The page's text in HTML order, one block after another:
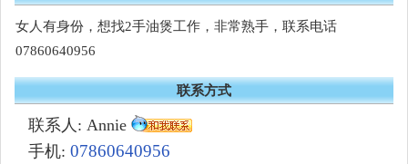
女人有身份，想找2手油煲工作，非常熟手，联系电话
07860640956
联系方式
联系人: Annie
手机: 07860640956